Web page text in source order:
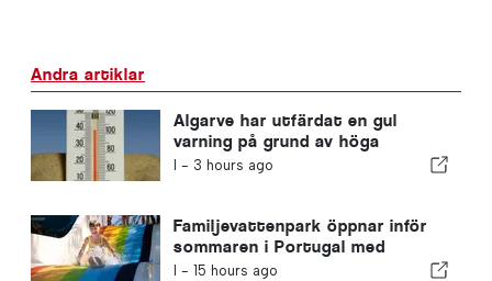
Andra artiklar
Algarve har utfärdat en gul
varning på grund av höga
temperaturer
I - 3 hours ago
Familjevattenpark öppnar inför
sommaren i Portugal med
biljetter för 2 euro
I - 15 hours ago